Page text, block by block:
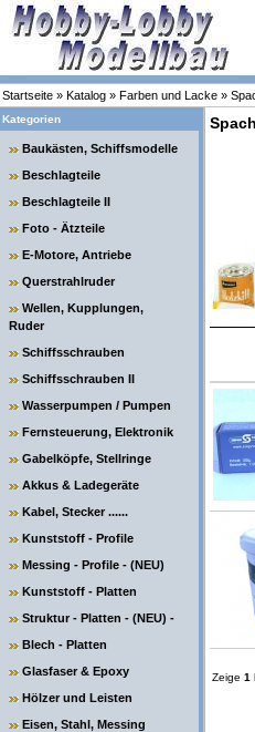
Startseite » Katalog » Farben und Lacke »
Kategorien
Baukästen, Schiffsmodelle
Beschlagteile
Beschlagteile II
Foto - Ätzteile
E-Motore, Antriebe
Querstrahlruder
Wellen, Kupplungen,
Ruder
Schiffsschrauben
Schiffsschrauben II
Wasserpumpen / Pumpen
Fernsteuerung, Elektronik
Gabelköpfe, Stellringe
Akkus & Ladegeräte
Kabel, Stecker ......
Kunststoff - Profile
Messing - Profile - (NEU)
Kunststoff - Platten
Struktur - Platten - (NEU) -
Blech - Platten
Glasfaser & Epoxy
Hölzer und Leisten
Eisen, Stahl, Messing
Zeige 1